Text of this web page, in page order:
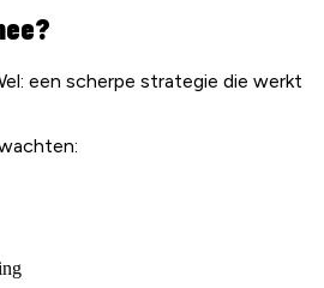
een scherpe strategie die werkt